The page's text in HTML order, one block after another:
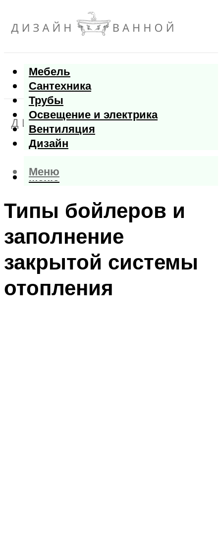
Мебель
Сантехника
Трубы
Освещение и электрика
Вентиляция
Дизайн
Меню
Меню
Типы бойлеров и
заполнение
закрытой системы
отопления